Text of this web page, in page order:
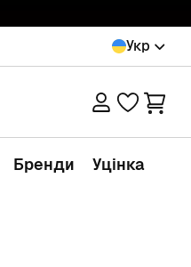
Укр
Бренди Уцінка